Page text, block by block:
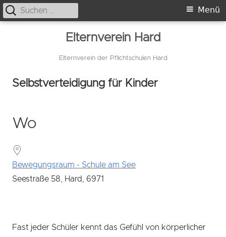
Elternverein Hard
Elternverein der Pflichtschulen Hard
Primäres
Menü
Suche
nach:
Selbstverteidigung für Kinder
Wo
Bewegungsraum - Schule am See
Seestraße 58, Hard, 6971
Fast jeder Schüler kennt das Gefühl von körperlicher